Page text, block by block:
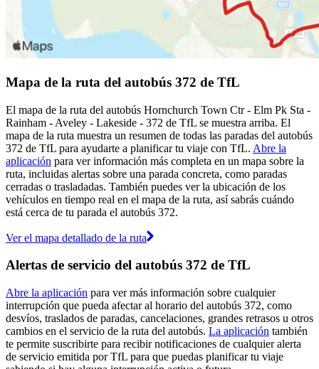
Mapa de la ruta del autobús 372 de TfL
El mapa de la ruta del autobús Hornchurch Town Ctr - Elm Pk Sta -
Rainham - Aveley - Lakeside - 372 de TfL se muestra arriba. El
mapa de la ruta muestra un resumen de todas las paradas del autobús
372 de TfL para ayudarte a planificar tu viaje con TfL. Abre la
aplicación para ver información más completa en un mapa sobre la
ruta, incluidas alertas sobre una parada concreta, como paradas
cerradas o trasladadas. También puedes ver la ubicación de los
vehículos en tiempo real en el mapa de la ruta, así sabrás cuándo
está cerca de tu parada el autobús 372.
Ver el mapa detallado de la ruta
Alertas de servicio del autobús 372 de TfL
Abre la aplicación para ver más información sobre cualquier
interrupción que pueda afectar al horario del autobús 372, como
desvíos, traslados de paradas, cancelaciones, grandes retrasos u otros
cambios en el servicio de la ruta del autobús. La aplicación también
te permite suscribirte para recibir notificaciones de cualquier alerta
de servicio emitida por TfL para que puedas planificar tu viaje